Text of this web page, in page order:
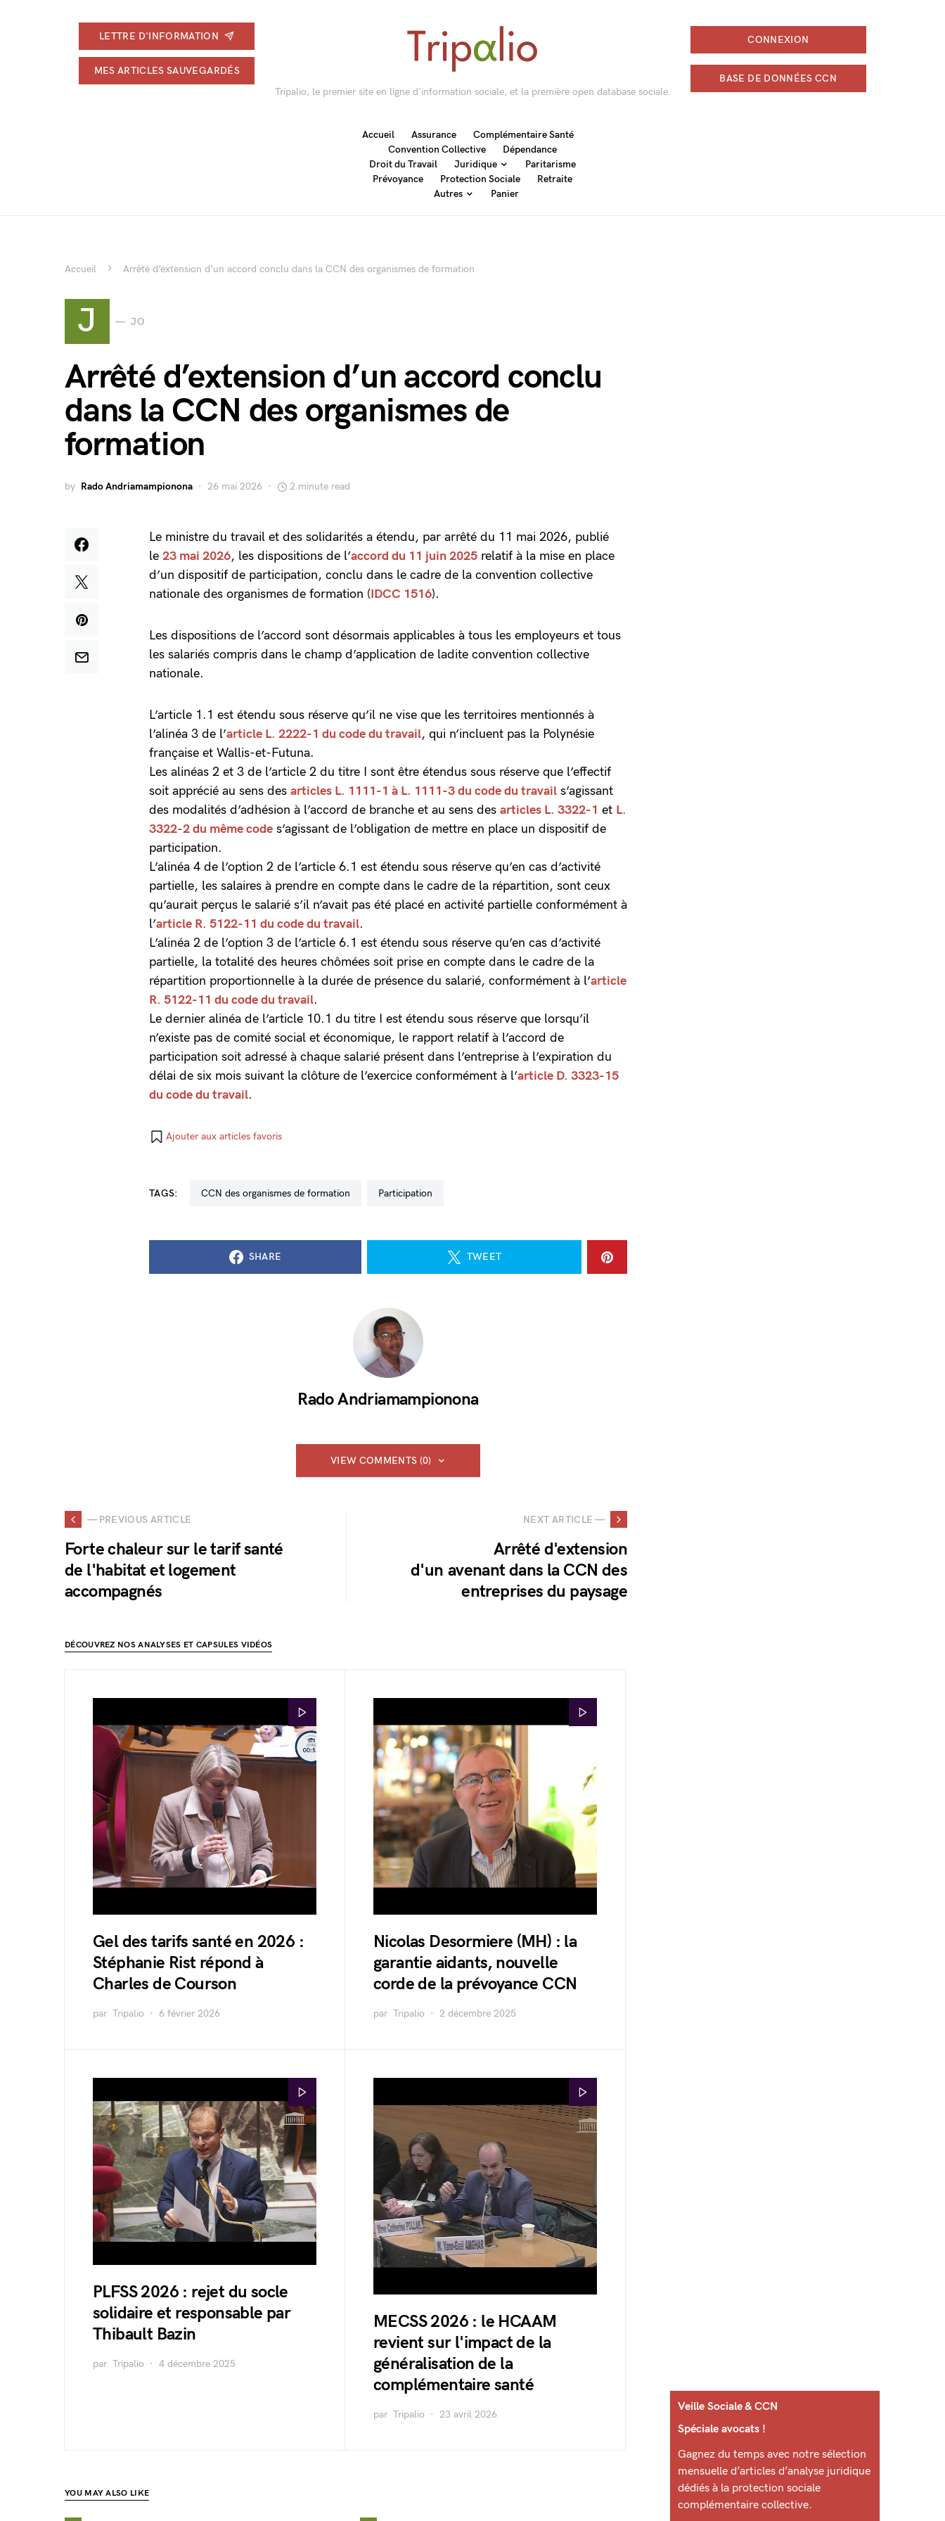
LETTRE D'INFORMATION
MES ARTICLES SAUVEGARDÉS
Tripalio, le premier site en ligne d'information sociale, et la première open database sociale.
CONNEXION
BASE DE DONNÉES CCN
Accueil Assurance
Complémentaire Santé
Convention Collective
Dépendance
Droit du Travail
Juridique
Paritarisme
Prévoyance
Protection Sociale
Retraite
Autres
Panier
Accueil Arrêté d’extension d’un accord conclu dans la CCN des organismes de formation
J JO
Arrêté d’extension d’un accord conclu
dans la CCN des organismes de
formation
by Rado Andriamampionona 26 mai 2026 2 minute read
Le ministre du travail et des solidarités a étendu, par arrêté du 11 mai 2026, publié
le 23 mai 2026, les dispositions de l’accord du 11 juin 2025 relatif à la mise en place
d’un dispositif de participation, conclu dans le cadre de la convention collective
nationale des organismes de formation (IDCC 1516).
Les dispositions de l’accord sont désormais applicables à tous les employeurs et tous
les salariés compris dans le champ d’application de ladite convention collective
nationale.
L’article 1.1 est étendu sous réserve qu’il ne vise que les territoires mentionnés à
l’alinéa 3 de l’article L. 2222-1 du code du travail, qui n’incluent pas la Polynésie
française et Wallis-et-Futuna.
Les alinéas 2 et 3 de l’article 2 du titre I sont être étendus sous réserve que l’effectif
soit apprécié au sens des articles L. 1111-1 à L. 1111-3 du code du travail s’agissant
des modalités d’adhésion à l’accord de branche et au sens des articles L. 3322-1 et L.
3322-2 du même code s’agissant de l’obligation de mettre en place un dispositif de
participation.
L’alinéa 4 de l’option 2 de l’article 6.1 est étendu sous réserve qu’en cas d’activité
partielle, les salaires à prendre en compte dans le cadre de la répartition, sont ceux
qu’aurait perçus le salarié s’il n’avait pas été placé en activité partielle conformément à
l’article R. 5122-11 du code du travail.
L’alinéa 2 de l’option 3 de l’article 6.1 est étendu sous réserve qu’en cas d’activité
partielle, la totalité des heures chômées soit prise en compte dans le cadre de la
répartition proportionnelle à la durée de présence du salarié, conformément à l’article
R. 5122-11 du code du travail.
Le dernier alinéa de l’article 10.1 du titre I est étendu sous réserve que lorsqu’il
n’existe pas de comité social et économique, le rapport relatif à l’accord de
participation soit adressé à chaque salarié présent dans l’entreprise à l’expiration du
délai de six mois suivant la clôture de l’exercice conformément à l’article D. 3323-15
du code du travail.
Ajouter aux articles favoris
TAGS: CCN des organismes de formation participation
SHARE TWEET
Rado Andriamampionona
VIEW COMMENTS (0)
— PREVIOUS ARTICLE
Forte chaleur sur le tarif santé
de l'habitat et logement
accompagnés
NEXT ARTICLE —
Arrêté d'extension
d'un avenant dans la CCN des
entreprises du paysage
DÉCOUVREZ NOS ANALYSES ET CAPSULES VIDÉOS
Gel des tarifs santé en 2026 :
Stéphanie Rist répond à
Charles de Courson
par Tripalio 6 février 2026
Nicolas Desormiere (MH) : la
garantie aidants, nouvelle
corde de la prévoyance CCN
par Tripalio 2 décembre 2025
PLFSS 2026 : rejet du socle
solidaire et responsable par
Thibault Bazin
par Tripalio 4 décembre 2025
MECSS 2026 : le HCAAM
revient sur l'impact de la
généralisation de la
complémentaire santé
par Tripalio 23 avril 2026
YOU MAY ALSO LIKE
Veille Sociale & CCN
Spéciale avocats !
Gagnez du temps avec notre sélection
mensuelle d’articles d’analyse juridique
dédiés à la protection sociale
complémentaire collective.